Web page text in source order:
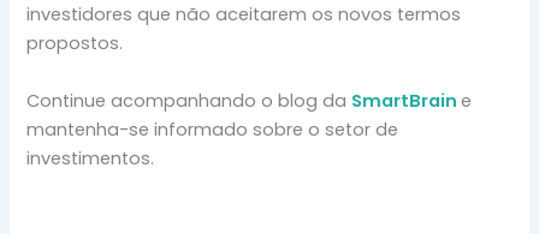
investidores que não aceitarem os novos termos
propostos.
Continue acompanhando o blog da SmartBrain e
mantenha-se informado sobre o setor de
investimentos.